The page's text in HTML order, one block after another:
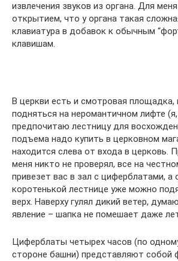
извлечения звуков из органа. Для
открытием, что у органа такая
клавиатура в добавок к обычным
клавишам.
В церкви есть и смотровая
подняться на неромантичном лифте
предпочитаю лестницу для
подъема надо купить в церковном
находится слева от входа в церковь.
меня никто не проверял, все на
привезет вас в зал с циферблатами, а
коротенькой лестнице уже можно
верх. Наверху гулял дикий ветер,
явление – шапка не помешает даже
Циферблаты четырех часов (по
стороне башни) представляют собой